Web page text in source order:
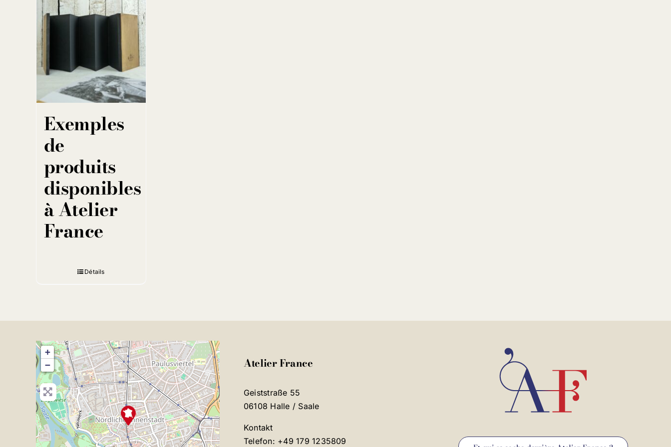
Exemples
de
produits
disponibles
à Atelier
France
Détails
+
−
Atelier France
Geiststraße 55
06108 Halle / Saale
Kontakt
Telefon: +49 179 1235809